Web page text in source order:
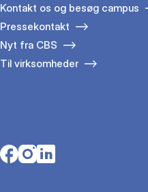
Kontakt os og besøg campus
Pressekontakt
Nyt fra CBS
Til virksomheder
Opens in a new tab
Opens in a new tab
Opens in a new tab